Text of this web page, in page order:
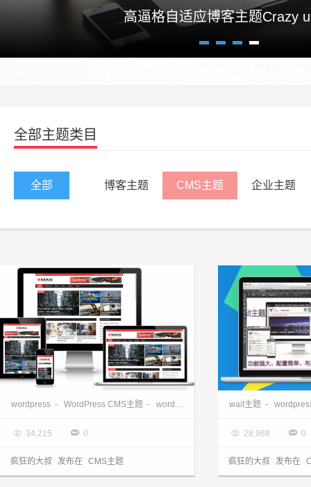
高逼格自适应博客主题Crazy
全部主题类目
全部 博客主题 CMS主题 企业主题
一款杂志风的wordpress cms主题BMag分享
wordpress - WordPress CMS主题 - wordpress主题
 34,215  0
疯狂的大叔 发布在 CMS主题
wait主题 -
 28,968  0
疯狂的大叔 发布在